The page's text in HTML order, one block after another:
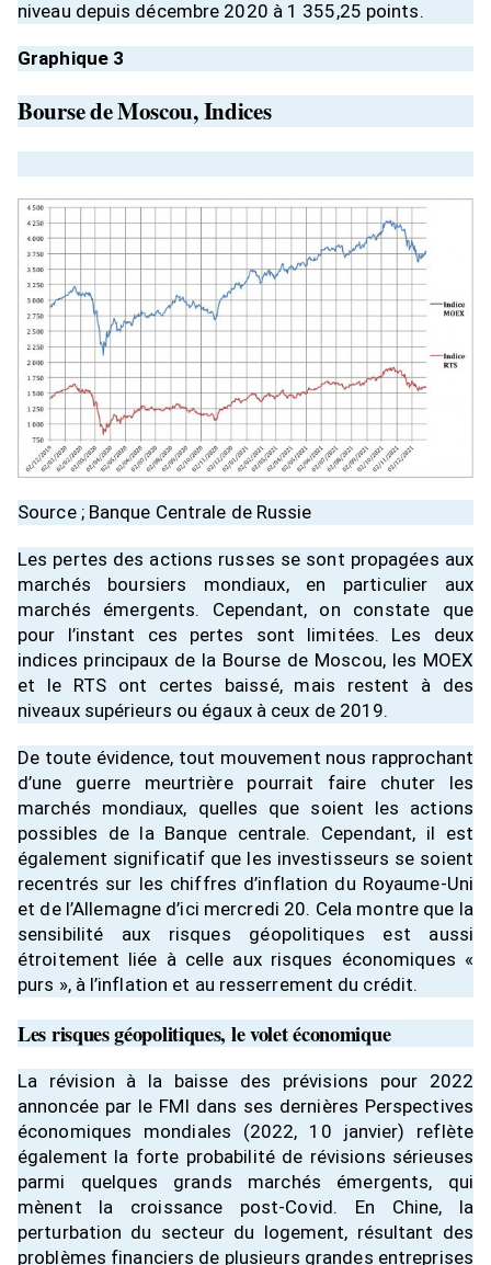
niveau depuis décembre 2020 à 1 355,25 points.
Graphique 3
Bourse de Moscou, Indices
Source ; Banque Centrale de Russie
Les pertes des actions russes se sont propagées aux
marchés boursiers mondiaux, en particulier aux
marchés émergents. Cependant, on constate que
pour l’instant ces pertes sont limitées. Les deux
indices principaux de la Bourse de Moscou, les MOEX
et le RTS ont certes baissé, mais restent à des
niveaux supérieurs ou égaux à ceux de 2019.
De toute évidence, tout mouvement nous rapprochant
d’une guerre meurtrière pourrait faire chuter les
marchés mondiaux, quelles que soient les actions
possibles de la Banque centrale. Cependant, il est
également significatif que les investisseurs se soient
recentrés sur les chiffres d’inflation du Royaume-Uni
et de l’Allemagne d’ici mercredi 20. Cela montre que la
sensibilité aux risques géopolitiques est aussi
étroitement liée à celle aux risques économiques «
purs », à l’inflation et au resserrement du crédit.
Les risques géopolitiques, le volet économique
La révision à la baisse des prévisions pour 2022
annoncée par le FMI dans ses dernières Perspectives
économiques mondiales (2022, 10 janvier) reflète
également la forte probabilité de révisions sérieuses
parmi quelques grands marchés émergents, qui
mènent la croissance post-Covid. En Chine, la
perturbation du secteur du logement, résultant des
problèmes financiers de plusieurs grandes entreprises